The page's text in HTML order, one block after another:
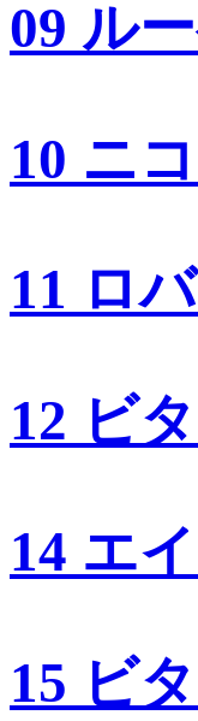
09 ル
10 ニ
11 ロ
12 ビ
14 エ
15 ビ